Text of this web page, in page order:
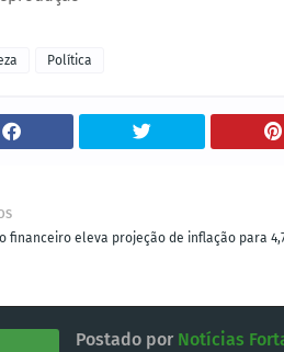
Política
financeiro eleva projeção de inflação para
Postado por Notícias